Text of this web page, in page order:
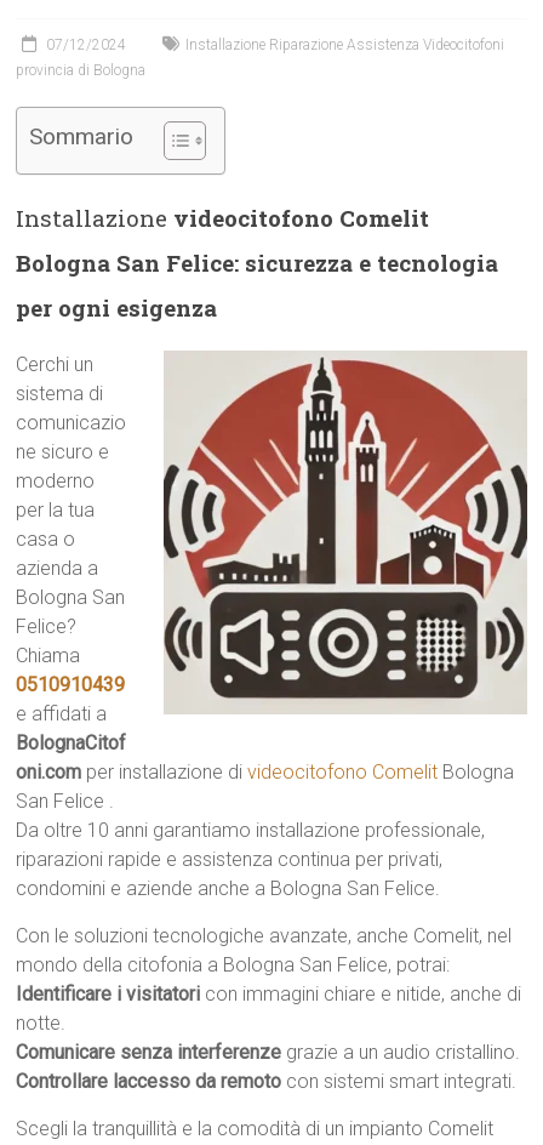
07/12/2024
Installazione Riparazione Assistenza Videocitofoni
provincia di Bologna
Sommario
Installazione videocitofono Comelit
Bologna San Felice: sicurezza e tecnologia
per ogni esigenza
Cerchi un
sistema di
comunicazio
ne sicuro e
moderno
per la tua
casa o
azienda a
Bologna San
Felice?
Chiama
0510910439
e affidati a
BolognaCitof
oni.com per installazione divideocitofono Comelit Bologna
San Felice .
Da oltre 10 anni garantiamo installazione professionale,
riparazioni rapide e assistenza continua per privati,
condomini e aziende anche a Bologna San Felice.
Con le soluzioni tecnologiche avanzate, anche Comelit, nel
mondo della citofonia a Bologna San Felice, potrai:
Identificare i visitatori con immagini chiare e nitide, anche di
notte.
Comunicare senza interferenze grazie a un audio cristallino.
Controllare laccesso da remoto con sistemi smart integrati.
Scegli la tranquillità e la comodità di un impianto Comelit